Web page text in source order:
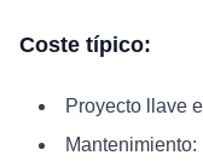
Coste típico:
Proyecto llave